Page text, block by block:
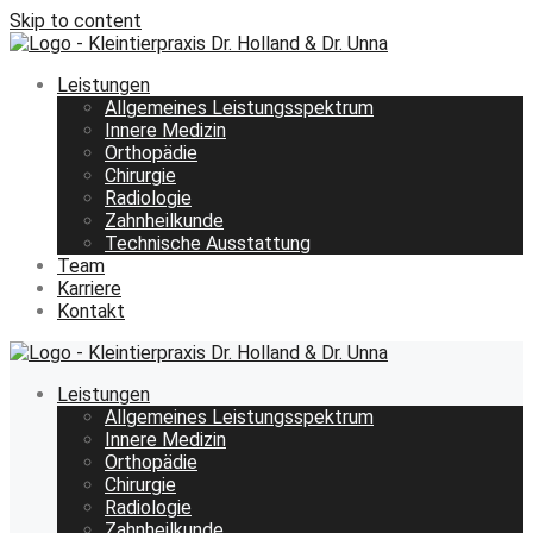
Skip to content
Leistungen
Allgemeines Leistungsspektrum
Innere Medizin
Orthopädie
Chirurgie
Radiologie
Zahnheilkunde
Technische Ausstattung
Team
Karriere
Kontakt
Leistungen
Allgemeines Leistungsspektrum
Innere Medizin
Orthopädie
Chirurgie
Radiologie